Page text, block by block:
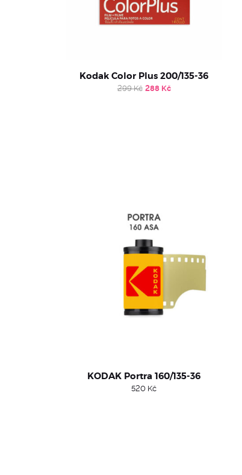
Kodak Color Plus 200/135-36
299Kč Original
288 KčCurrent
KODAK Portra 160/135-36
520 Kč